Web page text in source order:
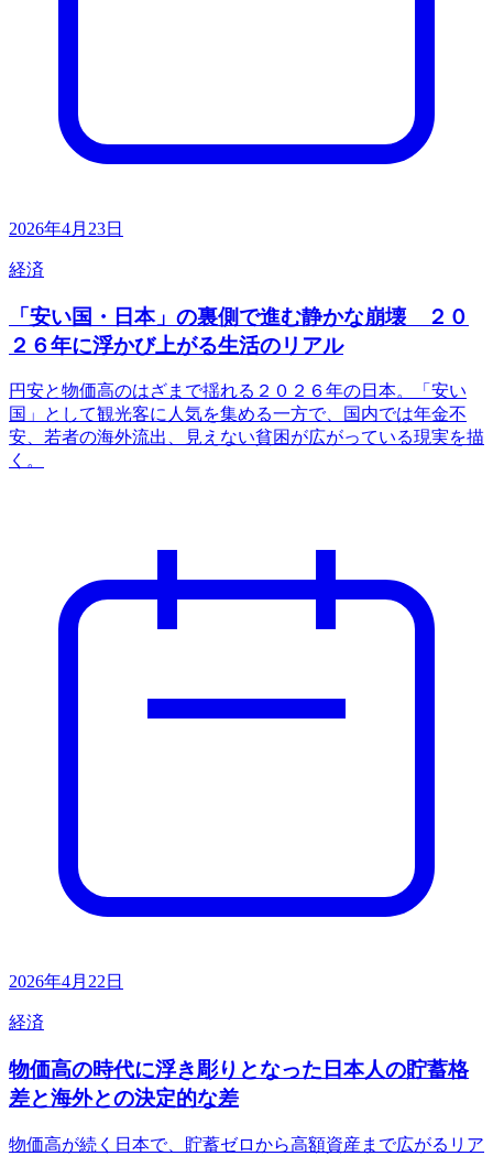
2026年4月23日
経済
「安い国・日本」の裏側で進む静かな崩壊 ２０
２６年に浮かび上がる生活のリアル
円安と物価高のはざまで揺れる２０２６年の日本。「安い
国」として観光客に人気を集める一方で、国内では年金不
安、若者の海外流出、見えない貧困が広がっている現実を描
く。
2026年4月22日
経済
物価高の時代に浮き彫りとなった日本人の貯蓄格
差と海外との決定的な差
物価高が続く日本で、貯蓄ゼロから高額資産まで広がるリア